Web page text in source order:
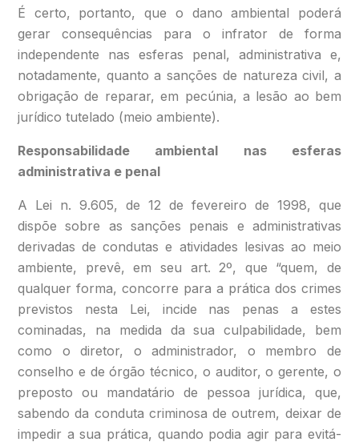
É certo, portanto, que o dano ambiental poderá
gerar consequências para o infrator de forma
independente nas esferas penal, administrativa e,
notadamente, quanto a sanções de natureza civil, a
obrigação de reparar, em pecúnia, a lesão ao bem
jurídico tutelado (meio ambiente).
Responsabilidade ambiental nas esferas
administrativa e penal
A Lei n. 9.605, de 12 de fevereiro de 1998, que
dispõe sobre as sanções penais e administrativas
derivadas de condutas e atividades lesivas ao meio
ambiente, prevê, em seu art. 2º, que “quem, de
qualquer forma, concorre para a prática dos crimes
previstos nesta Lei, incide nas penas a estes
cominadas, na medida da sua culpabilidade, bem
como o diretor, o administrador, o membro de
conselho e de órgão técnico, o auditor, o gerente, o
preposto ou mandatário de pessoa jurídica, que,
sabendo da conduta criminosa de outrem, deixar de
impedir a sua prática, quando podia agir para evitá-